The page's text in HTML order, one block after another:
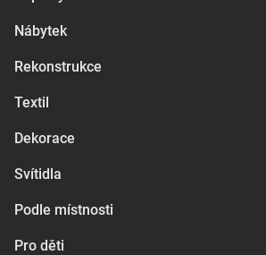
Nábytek
Rekonstrukce
Textil
Dekorace
Svítidla
Podle místnosti
Pro děti